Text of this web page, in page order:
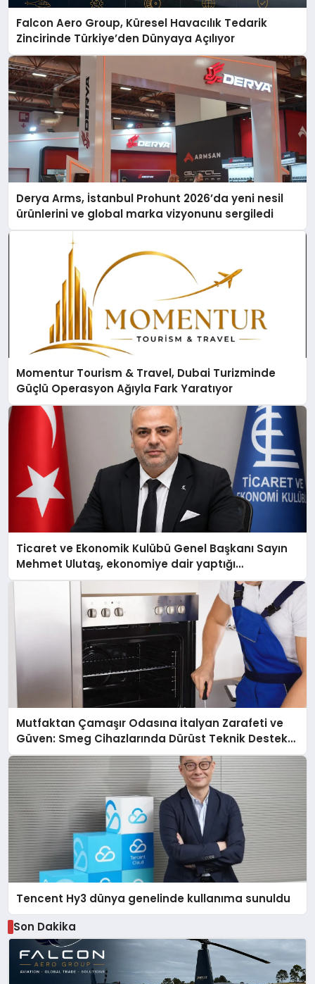
Falcon Aero Group, Küresel Havacılık Tedarik
Zincirinde Türkiye’den Dünyaya Açılıyor
Derya Arms, İstanbul Prohunt 2026’da yeni nesil
ürünlerini ve global marka vizyonunu sergiledi
Momentur Tourism & Travel, Dubai Turizminde
Güçlü Operasyon Ağıyla Fark Yaratıyor
Ticaret ve Ekonomik Kulübü Genel Başkanı Sayın
Mehmet Ulutaş, ekonomiye dair yaptığı
açıklamada şunları kaydetti:
Mutfaktan Çamaşır Odasına İtalyan Zarafeti ve
Güven: Smeg Cihazlarında Dürüst Teknik Destek
Deneyimi
Tencent Hy3 dünya genelinde kullanıma sunuldu
Son Dakika